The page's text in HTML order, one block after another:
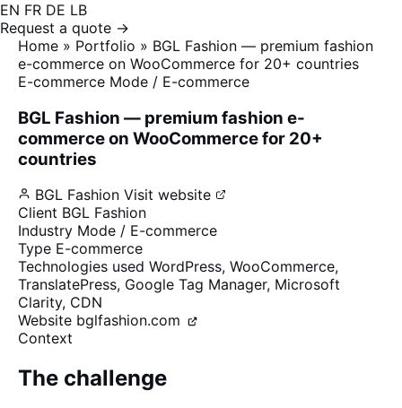
EN FR DE LB
Request a quote →
Home » Portfolio » BGL Fashion — premium fashion
e-commerce on WooCommerce for 20+ countries
E-commerce Mode / E-commerce
BGL Fashion — premium fashion e-
commerce on WooCommerce for 20+
countries
BGL Fashion Visit website
Client BGL Fashion
Industry Mode / E-commerce
Type E-commerce
Technologies used WordPress, WooCommerce,
TranslatePress, Google Tag Manager, Microsoft
Clarity, CDN
Website bglfashion.com
Context
The challenge